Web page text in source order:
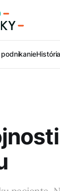
História